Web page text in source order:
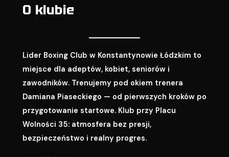
O klubie
Lider Boxing Club w Konstantynowie Łódzkim to
miejsce dla adeptów, kobiet, seniorów i
zawodników. Trenujemy pod okiem trenera
Damiana Piaseckiego — od pierwszych kroków po
przygotowanie startowe. Klub przy Placu
Wolności 35: atmosfera bez presji,
bezpieczeństwo i realny progres.